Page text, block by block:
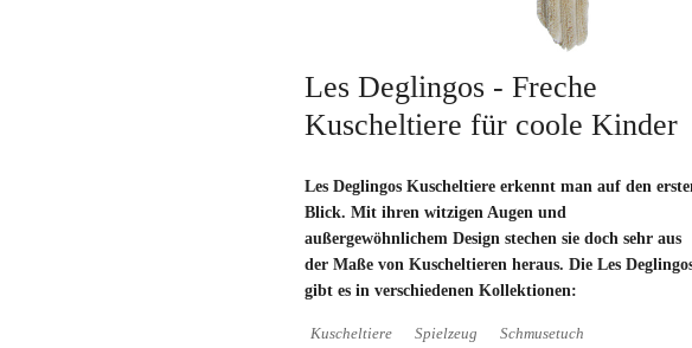
Les Deglingos - Freche
Kuscheltiere für coole Kinder
Les Deglingos Kuscheltiere erkennt man auf den
Blick. Mit ihren witzigen Augen und
außergewöhnlichem Design stechen sie doch sehr aus
der Maße von Kuscheltieren heraus. Die Les
gibt es in verschiedenen Kollektionen:
Kuscheltiere Spielzeug
Schmusetuch